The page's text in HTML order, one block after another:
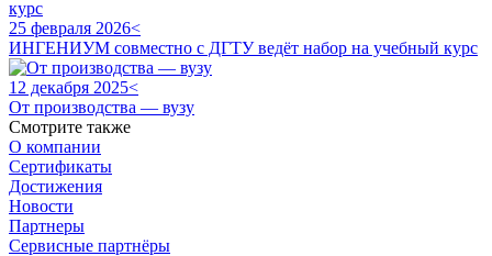
25 февраля 2026<
ИНГЕНИУМ совместно с ДГТУ ведёт набор на учебный курс
12 декабря 2025<
От производства — вузу
Смотрите также
О компании
Сертификаты
Достижения
Новости
Партнеры
Сервисные партнёры